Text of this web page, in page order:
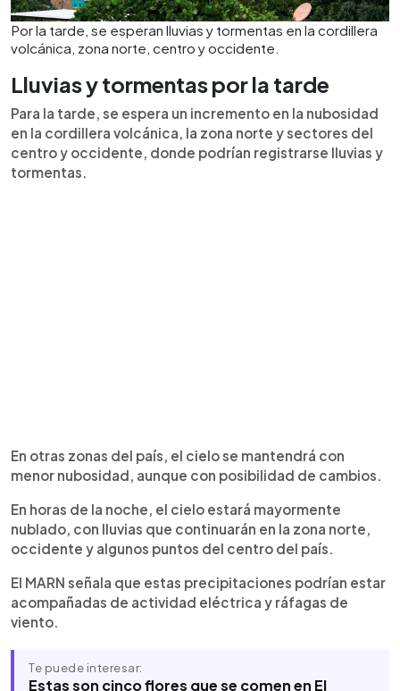
Por la tarde, se esperan lluvias y tormentas en la cordillera
volcánica, zona norte, centro y occidente.
Lluvias y tormentas por la tarde
Para la tarde, se espera un incremento en la nubosidad
en la cordillera volcánica, la zona norte y sectores del
centro y occidente, donde podrían registrarse lluvias y
tormentas.
En otras zonas del país, el cielo se mantendrá con
menor nubosidad, aunque con posibilidad de cambios.
En horas de la noche, el cielo estará mayormente
nublado, con lluvias que continuarán en la zona norte,
occidente y algunos puntos del centro del país.
El MARN señala que estas precipitaciones podrían estar
acompañadas de actividad eléctrica y ráfagas de
viento.
Te puede interesar:
Estas son cinco flores que se comen en El